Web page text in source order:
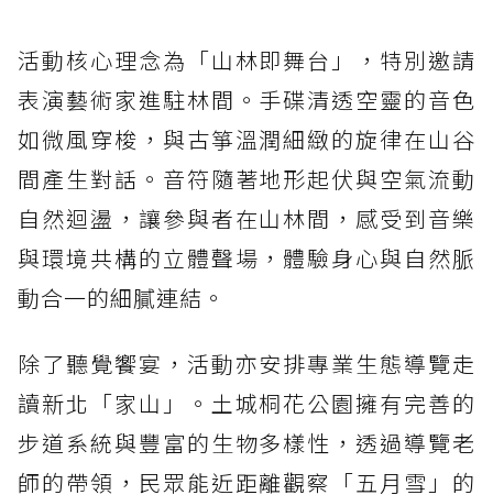
活動核心理念為「山林即舞台」，特別邀請
表演藝術家進駐林間。手碟清透空靈的音色
如微風穿梭，與古箏溫潤細緻的旋律在山谷
間產生對話。音符隨著地形起伏與空氣流動
自然迴盪，讓參與者在山林間，感受到音樂
與環境共構的立體聲場，體驗身心與自然脈
動合一的細膩連結。
除了聽覺饗宴，活動亦安排專業生態導覽走
讀新北「家山」。土城桐花公園擁有完善的
步道系統與豐富的生物多樣性，透過導覽老
師的帶領，民眾能近距離觀察「五月雪」的